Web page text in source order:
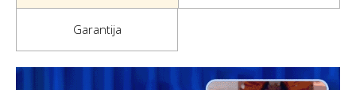
Garantija